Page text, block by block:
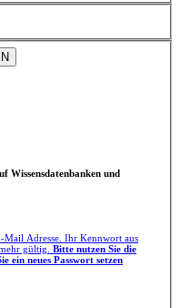
Mail Adresse. Ihr Kennwort aus
gültig. Bitte nutzen Sie die
ein neues Passwort setzen